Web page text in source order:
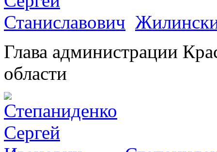
Глава администрации
области